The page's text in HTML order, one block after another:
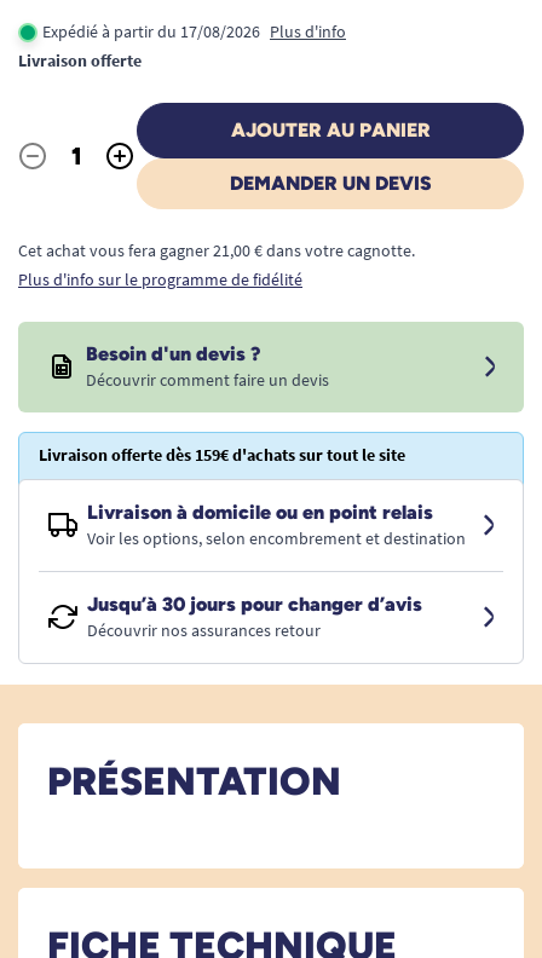
Expédié à partir du 17/08/2026 Plus d'info
Livraison offerte
Quantité
- +
AJOUTER AU PANIER
DEMANDER UN DEVIS
Cet achat vous fera gagner 21,00 € dans votre cagnotte.
Plus d'info sur le programme de fidélité
Besoin d'un devis ?
Découvrir comment faire un devis
Livraison offerte dès 159€ d'achats sur tout le site
Livraison à domicile ou en point relais
Voir les options, selon encombrement et destination
Jusqu’à 30 jours pour changer d’avis
Découvrir nos assurances retour
PRÉSENTATION
FICHE TECHNIQUE